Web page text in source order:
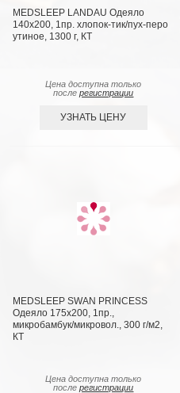
MEDSLEEP LANDAU Одеяло
140х200, 1пр. хлопок-тик/пух-перо
утиное, 1300 г, КТ
Цена доступна только
послерегистрации
УЗНАТЬ ЦЕНУ
MEDSLEEP SWAN PRINCESS
Одеяло 175х200, 1пр.,
микробамбук/микровол., 300 г/м2,
КТ
Цена доступна только
послерегистрации